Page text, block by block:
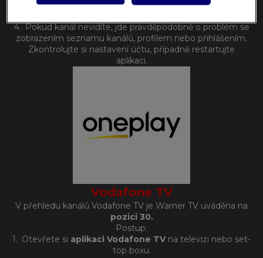
Otevřete si menuTV kanály / Program / Hledání.
4. Pokud kanál nevidíte, jde pravděpodobně o problém se
zobrazením seznamu kanálů, profilem nebo přihlášením.
Zkontrolujte si nastavení účtu, případně restartujte
aplikaci.
Vodafone TV
V přehledu kanálů Vodafone TV je Warner TV uváděna na
pozici 30.
Postup:
1. Otevřete si aplikaci Vodafone TVna televizi nebo set-
top boxu.